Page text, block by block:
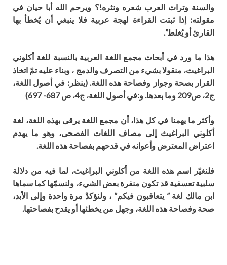
والسنة وتراث العرب شعره ونثره!؟ ويرحم الله أبا حيان في
مقولته: إذا ثبتت القراءة لهجة عربية فلا ينبغي أن يُخطأ بها
القارئ أو يُغلط”.
هذا ما ورد في أبحاث مجمع اللغة العربية بالنسبة للغة أكلوني
البراغيث، منقولا بشيء من التصرف والدمج ، وبناء عليه تمّ اتخاذ
القرار بصحة وجواز وفصاحة هذه اللغة. (ينظر: في أصول اللغة،
ج2، ص209 وما بعدها. و:في أصول اللغة، ج4، ص 687- 697)
وأكثر ما يهمنا في كل هذا، أن مجمع اللغة يرقى بهذه اللغة، لغة
أكلوني البراغيث إلى مصاف اللغات الفصحى، وهو ما يهدم
اعتراض المعترض وأعوانه في قدحهم بفصاحة هذه اللغة.
فلنغيّر اسم هذه اللغة من أكلوني البراغيث، لما فيه من دلالة
سلبية تعسفية قد تكون منفرة بعض الشيء، ولنسمّها كما سماها
ابن مالك لغة ” يتعاقبون فيكم” ، ولنؤكدْ مرة واحدة وإلى الأبد،
صحة وفصاحة هذه اللغة، وجهل من يخطئها أو يقدح بفصاحتها.